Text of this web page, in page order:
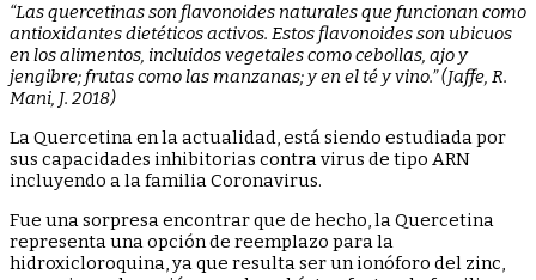
“Las quercetinas son flavonoides naturales que funcionan como
antioxidantes dietéticos activos. Estos flavonoides son ubicuos
en los alimentos, incluidos vegetales como cebollas, ajo y
jengibre; frutascomo las manzanas; y en el té y vino.” (Jaffe, R.
Mani, J. 2018)
La Quercetina en la actualidad, está siendo estudiada por
sus capacidades inhibitorias contra virus de tipo ARN
incluyendo a la familia Coronavirus.
Fue una sorpresa encontrar que de hecho, la Quercetina
representa una opción de reemplazo para la
hidroxicloroquina, ya que resulta ser un ionóforo del zinc,